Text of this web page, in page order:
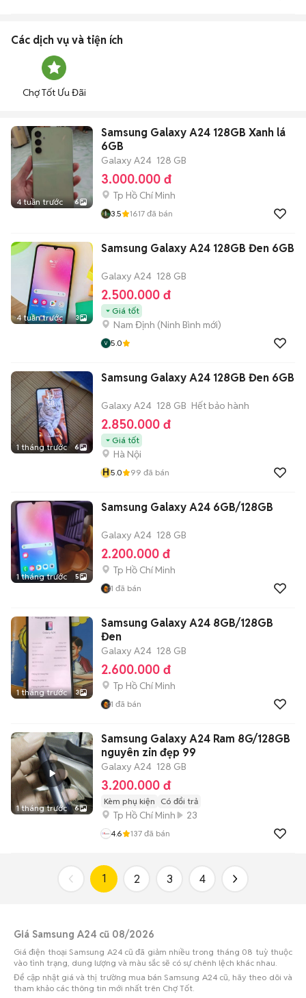
Các dịch vụ và tiện ích
Chợ Tốt Ưu Đãi
4 tuần trước 6
Samsung Galaxy A24 128GB Xanh lá
6GB
Galaxy A24 128 GB
3.000.000 đ
Tp Hồ Chí Minh
3.5 1617 đã bán
4 tuần trước 3
Samsung Galaxy A24 128GB Đen 6GB
Galaxy A24 128 GB
2.500.000 đ
Giá tốt
Nam Định (Ninh Bình mới)
5.0
1 tháng trước 6
Samsung Galaxy A24 128GB Đen 6GB
Galaxy A24 128 GB Hết bảo hành
2.850.000 đ
Giá tốt
Hà Nội
H5.0 99 đã bán
1 tháng trước 5
Samsung Galaxy A24 6GB/128GB
Galaxy A24 128 GB
2.200.000 đ
Tp Hồ Chí Minh
1 đã bán
1 tháng trước 3
Samsung Galaxy A24 8GB/128GB
Đen
Galaxy A24 128 GB
2.600.000 đ
Tp Hồ Chí Minh
1 đã bán
1 tháng trước 6
Samsung Galaxy A24 Ram 8G/128GB
nguyên zin đẹp 99
Galaxy A24 128 GB
3.200.000 đ
Kèm phụ kiện Có đổi trả
Tp Hồ Chí Minh 23
4.6 137 đã bán
1 2 3 4
Giá Samsung A24 cũ 08/2026
Giá điện thoại Samsung A24 cũ đã giảm nhiều trong tháng 08 tuỳ thuộc
vào tình trạng, dung lượng và màu sắc sẽ có sự chênh lệch khác nhau.
Để cập nhật giá và thị trường mua bán Samsung A24 cũ, hãy theo dõi và
tham khảo các thông tin mới nhất trên Chợ Tốt.